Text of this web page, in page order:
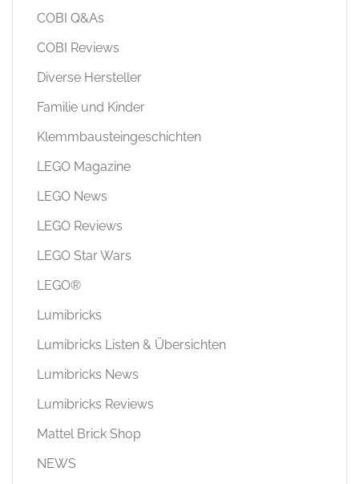
COBI Q&As
COBI Reviews
Diverse Hersteller
Familie und Kinder
Klemmbausteingeschichten
LEGO Magazine
LEGO News
LEGO Reviews
LEGO Star Wars
LEGO®
Lumibricks
Lumibricks Listen & Übersichten
Lumibricks News
Lumibricks Reviews
Mattel Brick Shop
NEWS